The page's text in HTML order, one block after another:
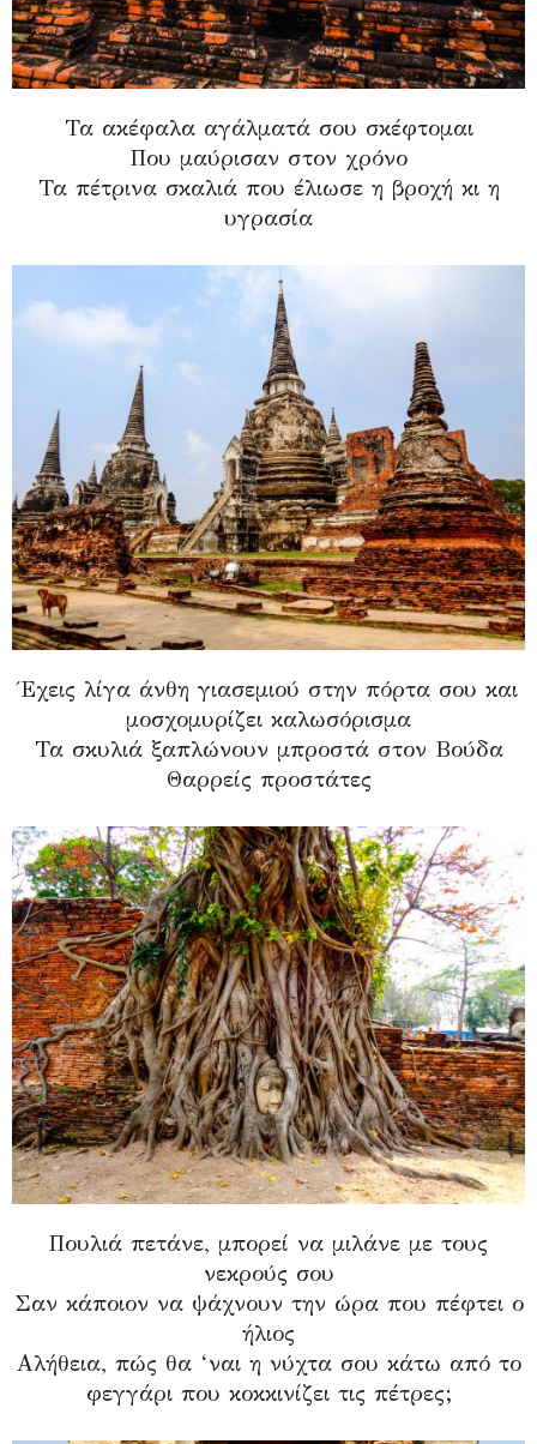
Τα ακέφαλα αγάλματά σου σκέφτομαι
Που μαύρισαν στον χρόνο
Τα πέτρινα σκαλιά που έλιωσε η βροχή κι η
υγρασία
Έχεις λίγα άνθη γιασεμιού στην πόρτα σου και
μοσχομυρίζει καλωσόρισμα
Τα σκυλιά ξαπλώνουν μπροστά στον Βούδα
Θαρρείς προστάτες
Πουλιά πετάνε, μπορεί να μιλάνε με τους
νεκρούς σου
Σαν κάποιον να ψάχνουν την ώρα που πέφτει ο
ήλιος
Αλήθεια, πώς θα ‘ναι η νύχτα σου κάτω από το
φεγγάρι που κοκκινίζει τις πέτρες;